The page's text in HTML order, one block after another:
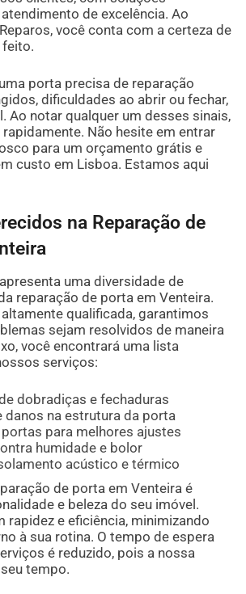
de excelência. Ao
você conta com a certeza de
feito.
porta precisa de reparação
dificuldades ao abrir ou fechar,
Ao notar qualquer um desses sinais,
Não hesite em entrar
para um orçamento grátis e
custo em Lisboa. Estamos aqui
na Reparação de
uma diversidade de
reparação de porta em Venteira.
qualificada, garantimos
sejam resolvidos de maneira
você encontrará uma lista
serviços:
dobradiças e fechaduras
danos na estrutura da porta
para melhores ajustes
humidade e bolor
acústico e térmico
de porta em Venteira é
e beleza do seu imóvel.
rapidez e eficiência, minimizando
à sua rotina. O tempo de espera
é reduzido, pois a nossa
tempo.